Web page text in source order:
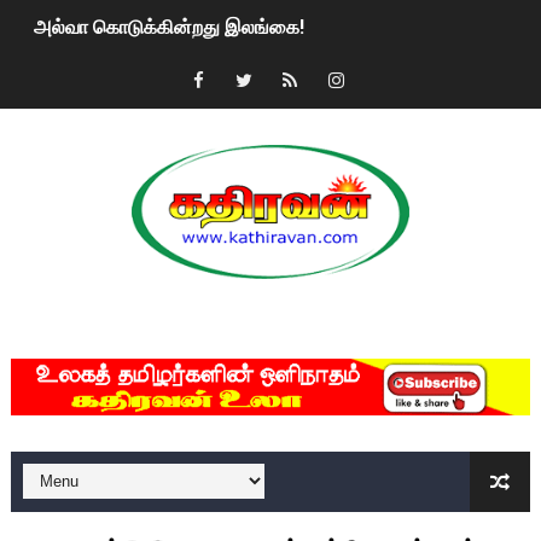
அல்வா கொடுக்கின்றது இலங்கை!
2ஆம் நாள் உக்ரைன் யுத்தம்!! எங்களைத் தனிமையில்
மகிந்த ராஜபக்சே பதவி விலக திட்டம்?
ரவுடி பேபிக்கு நடந்த தரமான சம்பவம்.. ஆபாச வீடியோக்களால்
குண்டை தூக்கிப்போட்ட ஆய்வு…. இந்தியாவின் “கோவிஷீல்டு”
யாழில் தமிழின தலைவர் பிரபாகரனின் பிறந்தநாளை
ஏர்போர்ட்டில் உதைத்த நபர் யார், என்ன நடந்தது?: உண்மையை
சீனா இலங்கையிடம் 8 மில்லியன் அமெரிக்க டொலர் நட்டஈடு